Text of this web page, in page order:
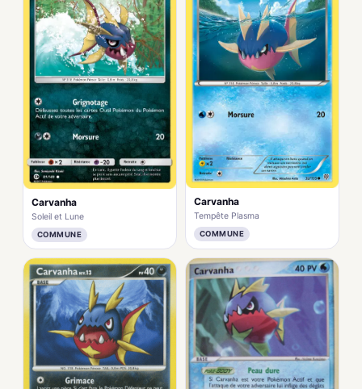
Carvanha
Soleil et Lune
COMMUNE
Carvanha
Tempête Plasma
COMMUNE